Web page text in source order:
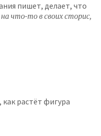
пишет, делает, что
что-то в своих сторис,
растёт фигура